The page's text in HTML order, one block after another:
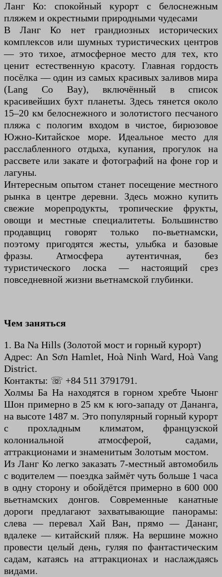
Ланг Ко: спокойный курорт с белоснежным
пляжем и окрестными природными чудесами
В Ланг Ко нет грандиозных исторических
комплексов или шумных туристических центров
— это тихое, атмосферное место для тех, кто
ценит естественную красоту. Главная гордость
посёлка — один из самых красивых заливов мира
(Lang Co Bay), включённый в список
красивейших бухт планеты. Здесь тянется около
15–20 км белоснежного и золотистого песчаного
пляжа с пологим входом в чистое, бирюзовое
Южно-Китайское море. Идеальное место для
расслабленного отдыха, купания, прогулок на
рассвете или закате и фотографий на фоне гор и
лагуны.
Интересным опытом станет посещение местного
рынка в центре деревни. Здесь можно купить
свежие морепродукты, тропические фрукты,
овощи и местные специалитеты. Большинство
продавщиц говорят только по-вьетнамски,
поэтому пригодятся жесты, улыбка и базовые
фразы. Атмосфера аутентичная, без
туристического лоска — настоящий срез
повседневной жизни вьетнамской глубинки.
Чем заняться
1. Ba Na Hills (Золотой мост и горный курорт)
Адрес: An Sơn Hamlet, Hoà Ninh Ward, Hoà Vang
District.
Контакты: ☏ +84 511 3791791.
Холмы Ба На находятся в горном хребте Чыонг
Шон примерно в 25 км к юго-западу от Дананга,
на высоте 1487 м. Это популярный горный курорт
с прохладным климатом, французской
колониальной атмосферой, садами,
аттракционами и знаменитым Золотым мостом.
Из Ланг Ко легко заказать 7-местный автомобиль
с водителем — поездка займёт чуть больше 1 часа
в одну сторону и обойдётся примерно в 600 000
вьетнамских донгов. Современные канатные
дороги предлагают захватывающие панорамы:
слева — перевал Хай Ван, прямо — Дананг,
вдалеке — китайский пляж. На вершине можно
провести целый день, гуляя по фантастическим
садам, катаясь на аттракционах и наслаждаясь
видами.